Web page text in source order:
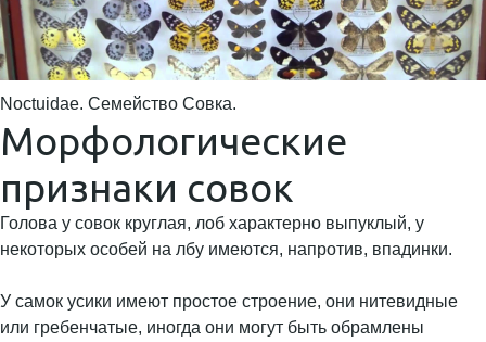
Noctuidae. Семейство Совка.
Морфологические
признаки совок
Голова у совок круглая, лоб характерно выпуклый, у
некоторых особей на лбу имеются, напротив, впадинки.
У самок усики имеют простое строение, они нитевидные
или гребенчатые, иногда они могут быть обрамлены